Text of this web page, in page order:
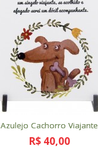
Azulejo Cachorro Viajante
R$ 40,00